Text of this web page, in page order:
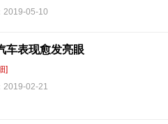
2019-05-10
车表现愈发亮眼
]
2019-02-21